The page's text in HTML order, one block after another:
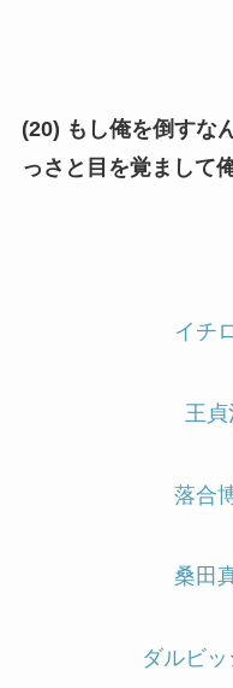
(20) もし俺を倒すな
っさと目を覚まして
イチ
王貞
落合
桑田
ダルビ